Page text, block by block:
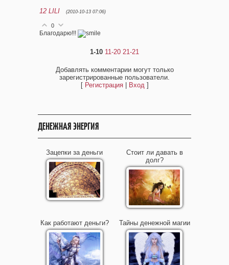
12 LILI (2010-10-13 07:06)
0
Благодарю!!!
1-10 11-20 21-21
Добавлять комментарии могут только
зарегистрированные пользователи.
[ Регистрация| Вход]
ДЕНЕЖНАЯ ЭНЕРГИЯ
Зацепки за деньги
Стоит ли давать в
долг?
Как работают деньги? Тайны денежной магии